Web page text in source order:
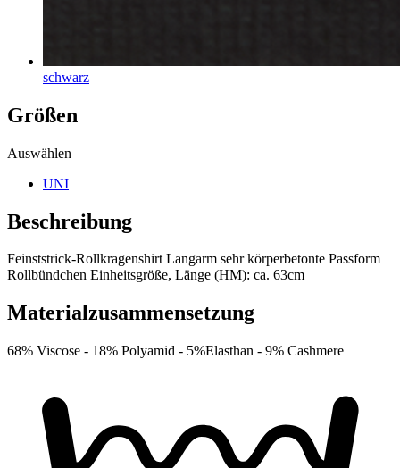
schwarz
Größen
Auswählen
UNI
Beschreibung
Feinststrick-Rollkragenshirt Langarm sehr körperbetonte Passform
Rollbündchen Einheitsgröße, Länge (HM): ca. 63cm
Materialzusammensetzung
68% Viscose - 18% Polyamid - 5%Elasthan - 9% Cashmere